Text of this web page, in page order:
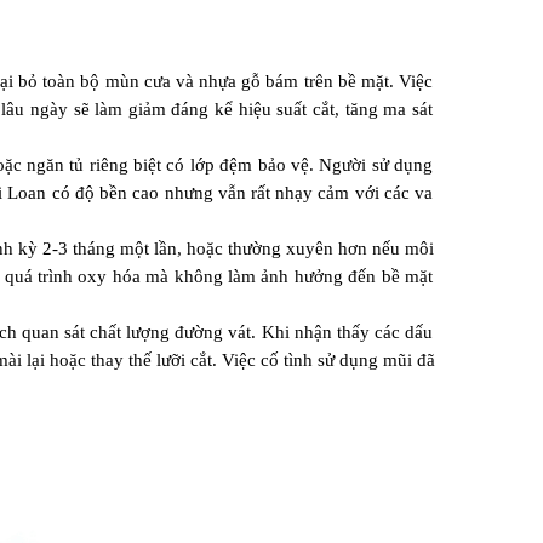
bỏ toàn bộ mùn cưa và nhựa gỗ bám trên bề mặt. Việc
ngày sẽ làm giảm đáng kể hiệu suất cắt, tăng ma sát
ngăn tủ riêng biệt có lớp đệm bảo vệ. Người sử dụng
có độ bền cao nhưng vẫn rất nhạy cảm với các va
kỳ 2-3 tháng một lần, hoặc thường xuyên hơn nếu môi
trình oxy hóa mà không làm ảnh hưởng đến bề mặt
quan sát chất lượng đường vát. Khi nhận thấy các dấu
lại hoặc thay thế lưỡi cắt. Việc cố tình sử dụng mũi đã